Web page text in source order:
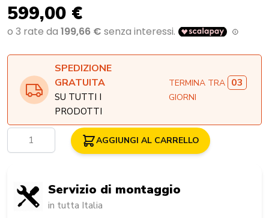
599,00 €
SPEDIZIONE
GRATUITA
SU TUTTI I
PRODOTTI
TERMINA TRA 03
GIORNI
Quantità AGGIUNGI AL CARRELLO
Servizio di montaggio
in tutta Italia